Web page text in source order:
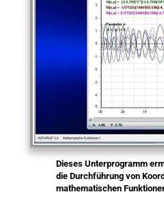
Dieses Unterprogramm
die Durchführung von
mathematischen